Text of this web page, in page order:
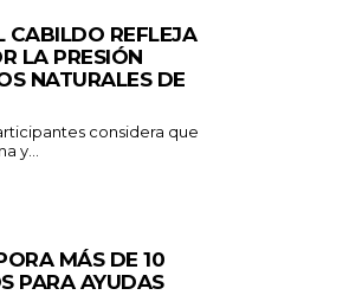
CABILDO REFLEJA
LA PRESIÓN
NATURALES DE
considera que
y...
MÁS DE 10
PARA AYUDAS